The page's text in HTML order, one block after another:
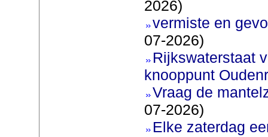
2026)
vermiste en
07-2026)
Rijkswaterstaat
knooppunt
Vraag de
07-2026)
Elke zaterdag